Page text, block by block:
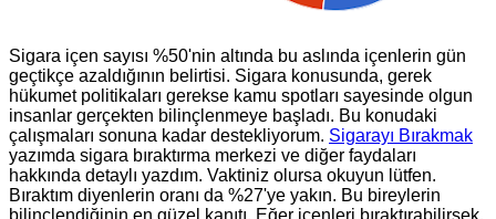
Sigara içen sayısı %50'nin altında bu aslında içenlerin gün
geçtikçe azaldığının belirtisi. Sigara konusunda, gerek
hükumet politikaları gerekse kamu spotları sayesinde olgun
insanlar gerçekten bilinçlenmeye başladı. Bu konudaki
çalışmaları sonuna kadar destekliyorum. Sigarayı Bırakmak
yazımda sigara bıraktırma merkezi ve diğer faydaları
hakkında detaylı yazdım. Vaktiniz olursa okuyun lütfen.
Bıraktım diyenlerin oranı da %27'ye yakın. Bu bireylerin
bilinçlendiğinin en güzel kanıtı. Eğer içenleri bıraktırabilirsek,